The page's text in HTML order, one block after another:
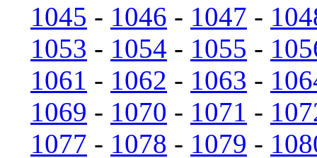
1045 - 1046 - 1047 -
1053 - 1054 - 1055 -
1061 - 1062 - 1063 -
1069 - 1070 - 1071 -
1077 - 1078 - 1079 -